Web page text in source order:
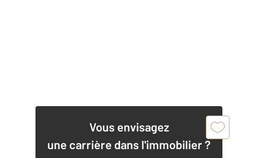
Vous envisagez
une carrière dans l'immobilier ?